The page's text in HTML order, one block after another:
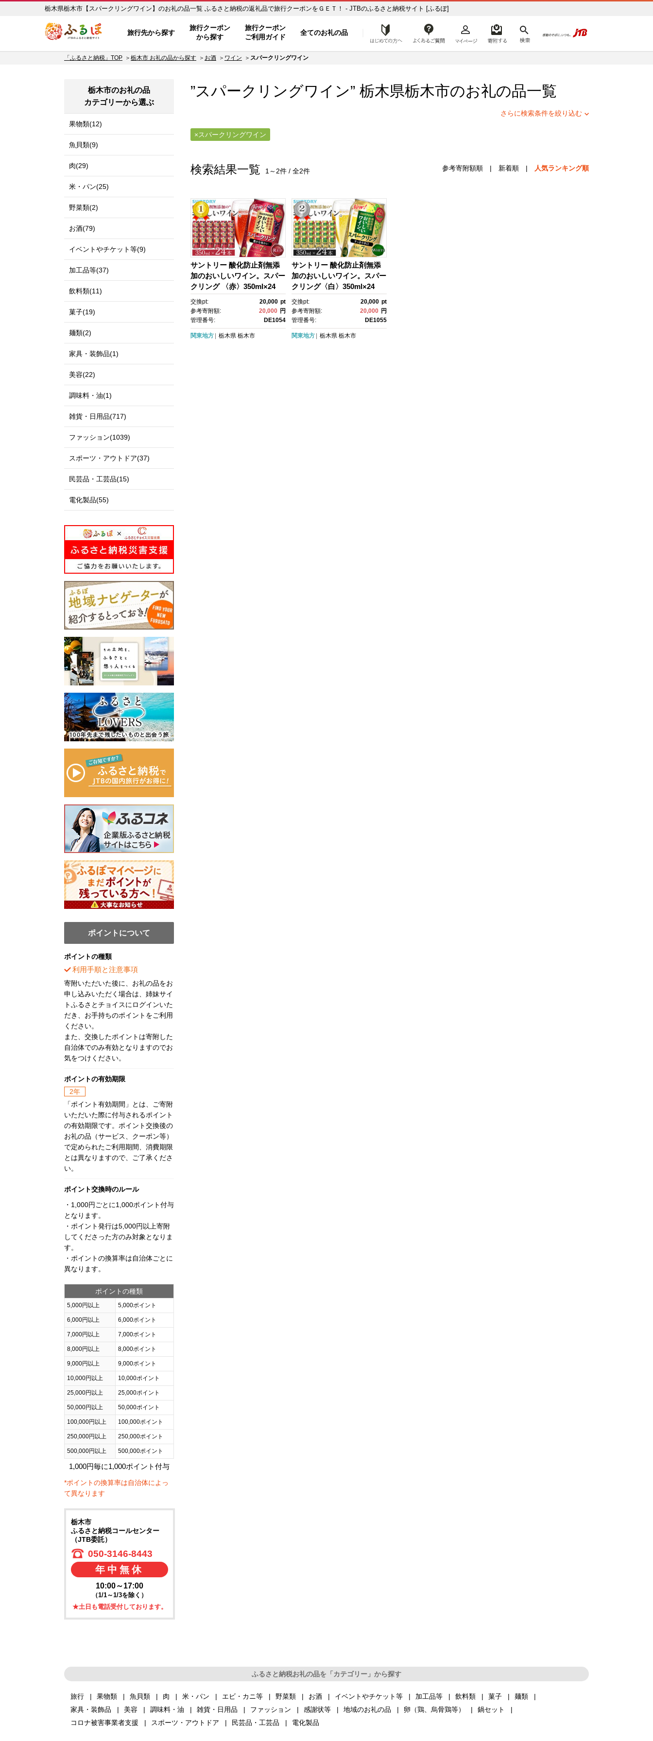
栃木県栃木市【スパークリングワイン】のお礼の品一覧 ふるさと納税の返礼品で旅行クーポンをＧＥＴ！ - JTBのふるさと納税サイト [ふるぽ]
旅行先から探す
旅行クーポン
から探す
旅行クーポン
ご利用ガイド
全てのお礼の品 はじめての方へ
「ふるさと納税」TOP 栃木市 お礼の品から探す お酒 ワイン スパークリングワイン
”スパークリングワイン” 栃木県栃木市のお礼の品一覧
さらに検索条件を絞り込む
スパークリングワイン
検索結果一覧 1～2件 / 全2件 参考寄附額順 | 新着順 | 人気ランキング順
サントリー 酸化防止剤無添
加のおいしいワイン。スパー
クリング 〈赤〉350ml×24
本 | スパークリング ワイ
ン 果実酒 お酒 無添加 人
気 おすすめ
交換pt: 20,000 pt
参考寄附額:
20,000 円
管理番号:
DE1054
関東地方 栃木県 栃木市
サントリー 酸化防止剤無添
加のおいしいワイン。スパー
クリング〈白〉350ml×24
本 | スパークリング ワイ
ン 辛口 果実酒 お酒 無添
加 人気 おすすめ
交換pt: 20,000 pt
参考寄附額:
20,000 円
管理番号:
DE1055
関東地方 栃木県 栃木市
栃木市のお礼の品
カテゴリーから選ぶ
果物類(12)
魚貝類(9)
肉(29)
米・パン(25)
野菜類(2)
お酒(79)
イベントやチケット等(9)
加工品等(37)
飲料類(11)
菓子(19)
麺類(2)
家具・装飾品(1)
美容(22)
調味料・油(1)
雑貨・日用品(717)
ファッション(1039)
スポーツ・アウトドア(37)
民芸品・工芸品(15)
電化製品(55)
ポイントについて
ポイントの種類
利用手順と注意事項
寄附いただいた後に、お礼の品をお
申し込みいただく場合は、姉妹サイ
トふるさとチョイスにログインいた
だき、お手持ちのポイントをご利用
ください。
また、交換したポイントは寄附した
自治体でのみ有効となりますのでお
気をつけください。
ポイントの有効期限
2年
「ポイント有効期間」とは、ご寄附
いただいた際に付与されるポイント
の有効期限です。ポイント交換後の
お礼の品（サービス、クーポン等）
で定められたご利用期間、消費期限
とは異なりますので、ご了承くださ
い。
ポイント交換時のルール
・1,000円ごとに1,000ポイント付与
となります。
・ポイント発行は5,000円以上寄附
してくださった方のみ対象となりま
す。
・ポイントの換算率は自治体ごとに
異なります。
ポイントの種類
5,000円以上 5,000ポイント
6,000円以上 6,000ポイント
7,000円以上 7,000ポイント
8,000円以上 8,000ポイント
9,000円以上 9,000ポイント
10,000円以上 10,000ポイント
25,000円以上 25,000ポイント
50,000円以上 50,000ポイント
100,000円以上 100,000ポイント
250,000円以上 250,000ポイント
500,000円以上 500,000ポイント
1,000円毎に1,000ポイント付与
*ポイントの換算率は自治体によっ
て異なります
栃木市
ふるさと納税コールセンター
（JTB委託）
050-3146-8443
年中無休
10:00～17:00
（1/1～1/3を除く）
★土日も電話受付しております。
ふるさと納税お礼の品を「カテゴリー」から探す
旅行 果物類 魚貝類 肉 米・パン エビ・カニ等 野菜類 お酒 イベントやチケット等 加工品等 飲料類 菓子
麺類
家具・装飾品
美容 調味料・油 雑貨・日用品 ファッション 感謝状等 地域のお礼の品 卵（鶏、烏骨鶏等）
鍋セット
コロナ被害事業者支援
スポーツ・アウトドア 民芸品・工芸品 電化製品